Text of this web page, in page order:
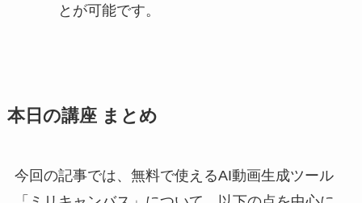
とが可能です。
本日の講座 まとめ
今回の記事では、無料で使えるAI動画生成ツール